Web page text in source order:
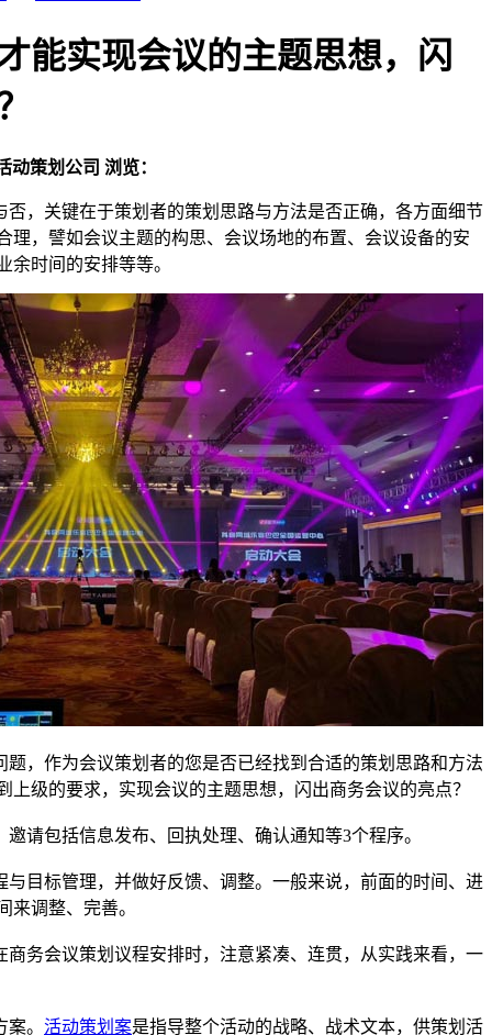
能实现会议的主题思想，闪
动策划公司 浏览：
关键在于策划者的策划思路与方法是否正确，各方面细节
理，譬如会议主题的构思、会议场地的布置、会议设备的安
余时间的安排等等。
作为会议策划者的您是否已经找到合适的策划思路和方法
级的要求，实现会议的主题思想，闪出商务会议的亮点？
包括信息发布、回执处理、确认通知等3个程序。
标管理，并做好反馈、调整。一般来说，前面的时间、进
来调整、完善。
会议策划议程安排时，注意紧凑、连贯，从实践来看，一
。 活动策划案是指导整个活动的战略、战术文本，供策划活